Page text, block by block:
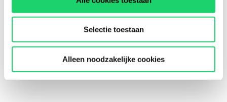
Selectie toestaan
Alleen noodzakelijke cookies